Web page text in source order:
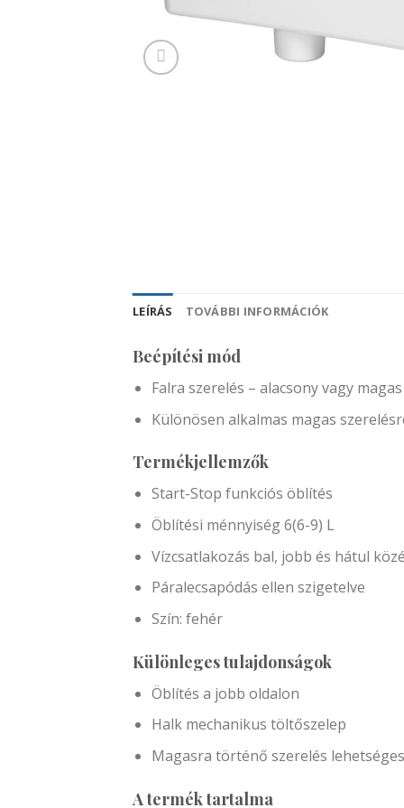
LEÍRÁS TOVÁBBI INFORMÁCIÓK
Beépítési mód
Falra szerelés – alacsony vagy
Különösen alkalmas magas
Termékjellemzők
Start-Stop funkciós öblítés
Öblítési ménnyiség 6(6-9) L
Vízcsatlakozás bal, jobb és hátul
Páralecsapódás ellen szigetelve
Szín: fehér
Különleges tulajdonságok
Öblítés a jobb oldalon
Halk mechanikus töltőszelep
Magasra történő szerelés lehetséges
A termék tartalma